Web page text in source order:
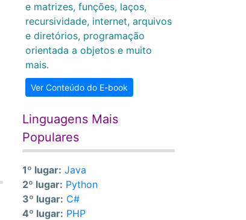
e matrizes, funções, laços,
recursividade, internet, arquivos
e diretórios, programação
orientada a objetos e muito
mais.
Ver Conteúdo do E-book
Linguagens Mais
Populares
1º lugar: Java
2º lugar: Python
3º lugar: C#
4º lugar: PHP